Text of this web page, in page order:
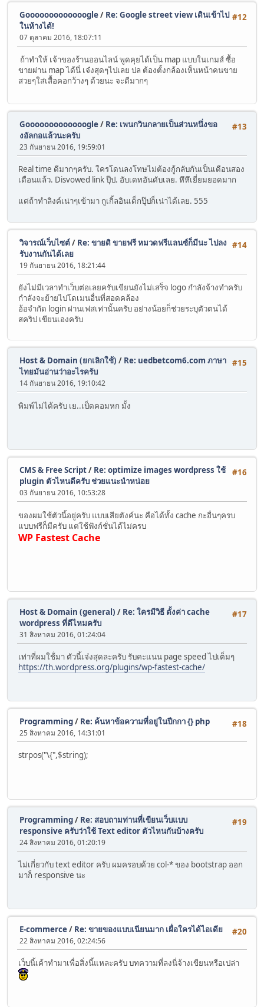
#12
Gooooooooooooogle/ Re: Google street view เดินเข้าไป
ในห้างได้!
07 ตุลาคม 2016, 18:07:11
ถ้าทำให้ เจ้าของร้านออนไลน์ พูดคุยได้เป็น map แบบในเกมส์ ซื้อ
ขายผ่าน map ได้นี่ เจ๋งสุดๆไปเลย ปล ต้องตั้งกล้องเห็นหน้าคนขาย
สวยๆใส่เสื้อคอกว้างๆ ด้วยนะ จะดีมากๆ
#13
Gooooooooooooogle/ Re: เพนกวินกลายเป็นส่วนหนึ่งขอ
งอัลกอแล้วนะครับ
23 กันยายน 2016, 19:59:01
Real time ดีมากๆครับ. ใครโดนลงโทษไม่ต้องกู้กลับกันเป็นเดือนสอง
เดือนแล้ว. Disvowed link ปุ๊ป. อับเดทอันดับเลย. หึหึเยี่ยมยอดมาก
แต่ถ้าทำลิงค์เน่าๆเข้ามา กูเกิ้ลอินเด็กปุ๊ปก็เน่าได้เลย. 555
#14
วิจารณ์เว็บไซต์/ Re: ขายดิ ขายฟรี หมวดฟรีแลนซ์ก็มีนะ ไปลง
รับงานกันได้เลย
19 กันยายน 2016, 18:21:44
ยังไม่มีเวลาทำเว็บต่อเลยครับเขียนยังไม่เสร็จ logo กำลังจ้างทำครับ
กำลังจะย้ายไปโดเมนอื่นที่สอดคล้อง
อ้อจำกัด login ผ่านเฟสเท่านั้นครับ อย่างน้อยก็ช่วยระบุตัวตนได้
สคริป เขียนเองครับ
#15
Host & Domain (ยกเลิกใช้) / Re: uedbetcom6.com ภาษา
ไทยมันอ่านว่าอะไรครับ
14 กันยายน 2016, 19:10:42
พิมพ์ไม่ได้ครับ เย..เป็ดคอมหก มั้ง
#16
CMS & Free Script/ Re: optimize images wordpress ใช้
plugin ตัวไหนดีครับ ช่วยแนะนำหน่อย
03 กันยายน 2016, 10:53:28
ของผมใช้ตัวนี้อยู่ครับ แบบเสียตังค์นะ คือได้ทั้ง cache กะอื่นๆครบ
แบบฟรีก็มีครับ แต่ใช้ฟังก์ชั่นได้ไม่ครบ
WP Fastest Cache
#17
Host & Domain (general) / Re: ใครมีวิธี ตั้งค่า cache
wordpress ที่ดีไหมครับ
31 สิงหาคม 2016, 01:24:04
เท่าที่ผมใช้่มา ตัวนี้เจ๋งสุดละครับ รับคะแนน page speed ไปเต็มๆ
https://th.wordpress.org/plugins/wp-fastest-cache/
#18
Programming/ Re: ค้นหาข้อความที่อยู่ในปีกกา {} php
25 สิงหาคม 2016, 14:31:01
strpos("\{",$string);
#19
Programming/ Re: สอบถามท่านที่เขียนเว็บแบบ
responsive ครับว่าใช้ Text editor ตัวไหนกันบ้างครับ
24 สิงหาคม 2016, 01:20:19
ไม่เกี่ยวกับ text editor ครับ ผมครอบด้วย col-* ของ bootstrap ออก
มาก็ responsive นะ
#20
E-commerce/ Re: ขายของแบบเนียนมาก เผื่อใครได้ไอเดีย
22 สิงหาคม 2016, 02:24:56
เว็บนี้เค้าทำมาเพื่อสิ่งนี้แหละครับ บทความที่ลงนี่จ้างเขียนหรือเปล่า